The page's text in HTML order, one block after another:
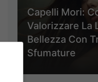
Capelli Mori:
Valorizzare La
Bellezza Con
Sfumature